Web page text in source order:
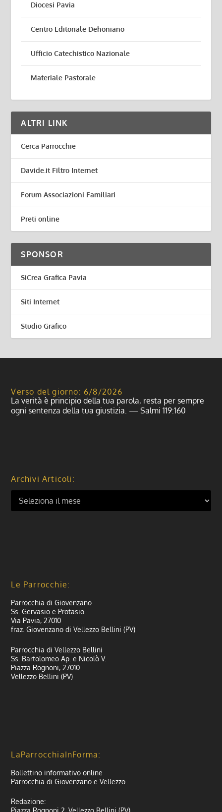
Diocesi Pavia
Centro Editoriale Dehoniano
Ufficio Catechistico Nazionale
Materiale Pastorale
ALTRI LINK
Cerca Parrocchie
Davide.it Filtro Internet
Forum Associazioni Familiari
Preti online
SPONSOR
SiCrea Grafica Pavia
Siti Internet
Studio Grafico
Verso del giorno: 6/8/2026
La verità è principio della tua parola, resta per sempre
ogni sentenza della tua giustizia. — Salmi 119:160
Archivi Articoli:
Le Parrocchie:
Parrocchia di Giovenzano
Ss. Gervasio e Protasio
Via Pavia, 27010
fraz. Giovenzano di Vellezzo Bellini (PV)
Parrocchia di Vellezzo Bellini
Ss. Bartolomeo Ap. e Nicolò V.
Piazza Rognoni, 27010
Vellezzo Bellini (PV)
LaParrocchiaInForma:
Bollettino informativo online
Parrocchia di Giovenzano e Vellezzo
Redazione:
Piazza Rognoni 2, Vellezzo Bellini (PV)